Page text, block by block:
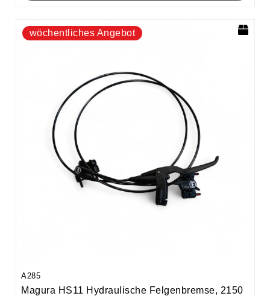
A285
Magura HS11 Hydraulische Felgenbremse, 2150
wöchentliches Angebot